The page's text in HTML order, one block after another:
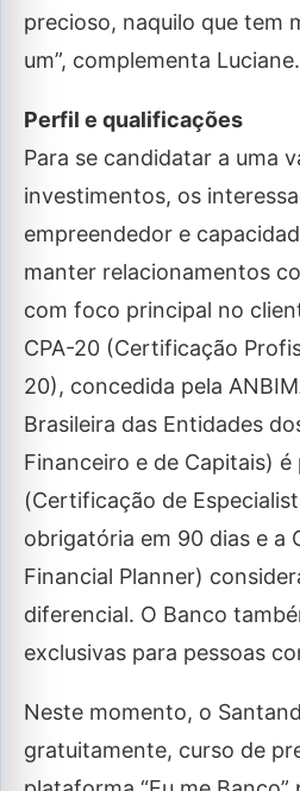
precioso, naquilo que tem
um”, complementa Luciane.
Perfil e qualificações
Para se candidatar a uma
investimentos, os
empreendedor e
manter relacionamentos
com foco principal no
CPA-20 (Certificação
20), concedida pela
Brasileira das Entidades
Financeiro e de Capitais)
(Certificação de
obrigatória em 90 dias e a
Financial Planner)
diferencial. O Banco
exclusivas para pessoas
Neste momento, o
gratuitamente, curso de